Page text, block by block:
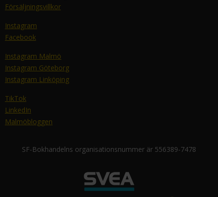
Försäljningsvillkor
Instagram
Facebook
Instagram Malmö
Instagram Göteborg
Instagram Linköping
TikTok
LinkedIn
Malmöbloggen
SF-Bokhandelns organisationsnummer är 556389-7478